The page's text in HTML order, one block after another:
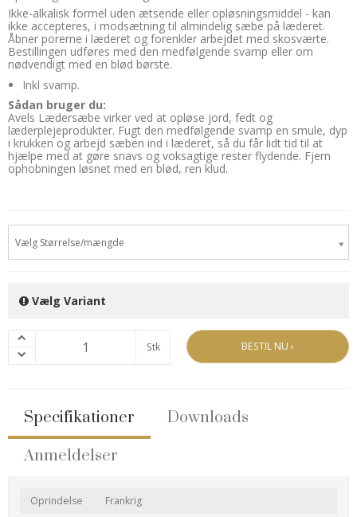
Ikke-alkalisk formel uden ætsende eller opløsningsmiddel - kan
ikke accepteres, i modsætning til almindelig sæbe på læderet.
Åbner porerne i læderet og forenkler arbejdet med skosværte.
Bestillingen udføres med den medfølgende svamp eller om
nødvendigt med en blød børste.
Inkl svamp.
Sådan bruger du:
Avels Lædersæbe virker ved at opløse jord, fedt og
læderplejeprodukter. Fugt den medfølgende svamp en smule, dyp
i krukken og arbejd sæben ind i læderet, så du får lidt tid til at
hjælpe med at gøre snavs og voksagtige rester flydende. Fjern
ophobningen løsnet med en blød, ren klud.
Vælg Størrelse/mængde
Vælg Variant
Stk BESTIL NU ›
Specifikationer
Downloads
Anmeldelser
Oprindelse
Frankrig